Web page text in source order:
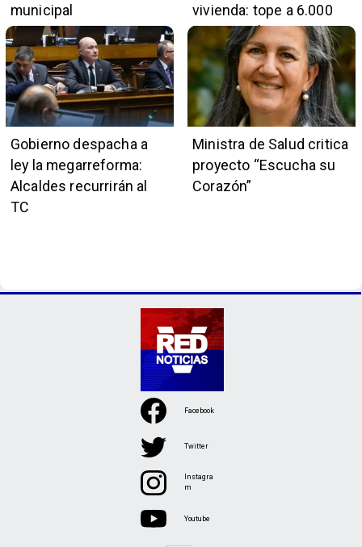
municipal
vivienda: tope a 6.000
UF y 30 mil cupos
Gobierno despacha a
ley la megarreforma:
Alcaldes recurrirán al
TC
Ministra de Salud critica
proyecto “Escucha su
Corazón”
Facebook
Twitter
Instagra
m
Youtube